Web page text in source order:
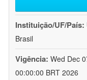
Instituição/UF/País:
Brasil
Vigência: Wed Dec
00:00:00 BRT 2026